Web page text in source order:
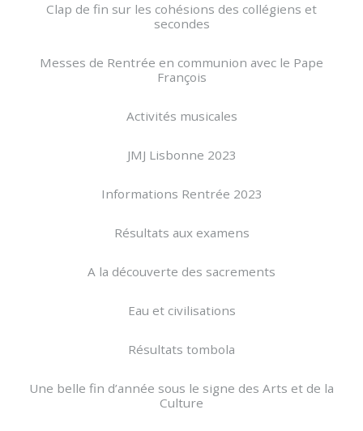
Clap de fin sur les cohésions des collégiens et
secondes
Messes de Rentrée en communion avec le Pape
François
Activités musicales
JMJ Lisbonne 2023
Informations Rentrée 2023
Résultats aux examens
A la découverte des sacrements
Eau et civilisations
Résultats tombola
Une belle fin d’année sous le signe des Arts et de la
Culture